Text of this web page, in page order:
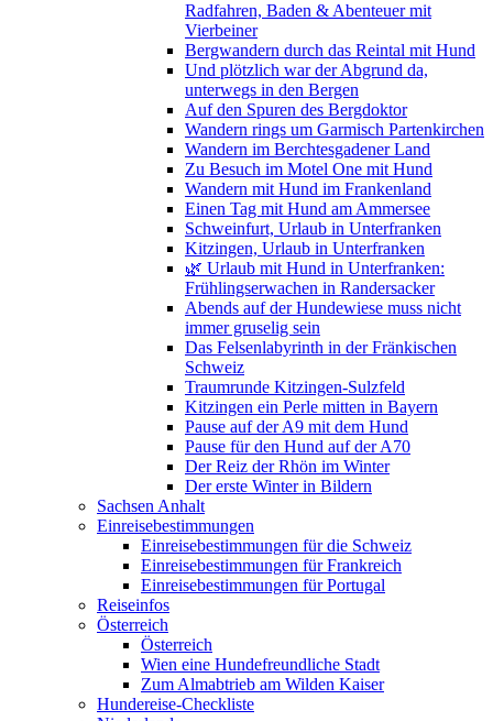
Radfahren, Baden & Abenteuer mit
Vierbeiner
Bergwandern durch das Reintal mit Hund
Und plötzlich war der Abgrund da,
unterwegs in den Bergen
Auf den Spuren des Bergdoktor
Wandern rings um Garmisch Partenkirchen
Wandern im Berchtesgadener Land
Zu Besuch im Motel One mit Hund
Wandern mit Hund im Frankenland
Einen Tag mit Hund am Ammersee
Schweinfurt, Urlaub in Unterfranken
Kitzingen, Urlaub in Unterfranken
🌿 Urlaub mit Hund in Unterfranken:
Frühlingserwachen in Randersacker
Abends auf der Hundewiese muss nicht
immer gruselig sein
Das Felsenlabyrinth in der Fränkischen
Schweiz
Traumrunde Kitzingen-Sulzfeld
Kitzingen ein Perle mitten in Bayern
Pause auf der A9 mit dem Hund
Pause für den Hund auf der A70
Der Reiz der Rhön im Winter
Der erste Winter in Bildern
Sachsen Anhalt
Einreisebestimmungen
Einreisebestimmungen für die Schweiz
Einreisebestimmungen für Frankreich
Einreisebestimmungen für Portugal
Reiseinfos
Österreich
Österreich
Wien eine Hundefreundliche Stadt
Zum Almabtrieb am Wilden Kaiser
Hundereise-Checkliste